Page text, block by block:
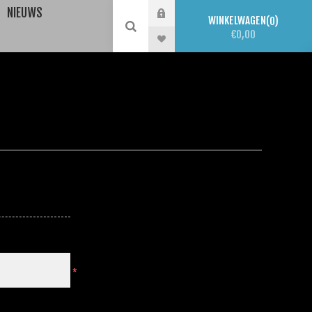
NIEUWS
WINKELWAGEN 0
€0,00
*